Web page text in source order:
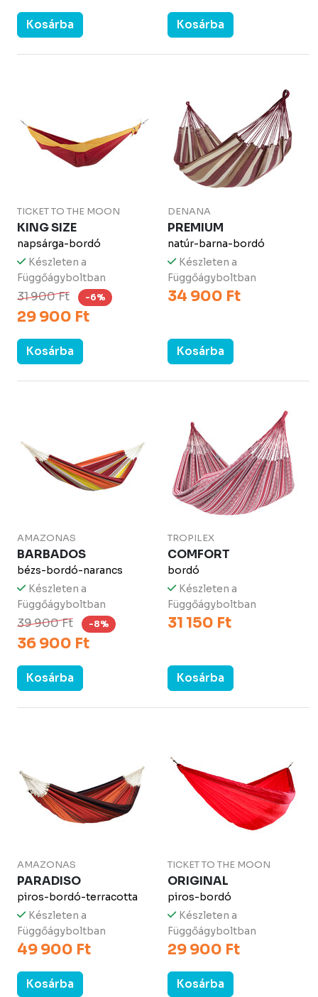
Kosárba Kosárba
TICKET TO THE MOON
KING SIZE
napsárga-bordó
Készleten a
Függőágyboltban
31 900 Ft -6%
29 900 Ft
Kosárba
DENANA
PREMIUM
natúr-barna-bordó
Készleten a
Függőágyboltban
34 900 Ft
Kosárba
AMAZONAS
BARBADOS
bézs-bordó-narancs
Készleten a
Függőágyboltban
39 900 Ft -8%
36 900 Ft
Kosárba
TROPILEX
COMFORT
bordó
Készleten a
Függőágyboltban
31 150 Ft
Kosárba
AMAZONAS
PARADISO
piros-bordó-terracotta
Készleten a
Függőágyboltban
49 900 Ft
Kosárba
TICKET TO THE MOON
ORIGINAL
piros-bordó
Készleten a
Függőágyboltban
29 900 Ft
Kosárba